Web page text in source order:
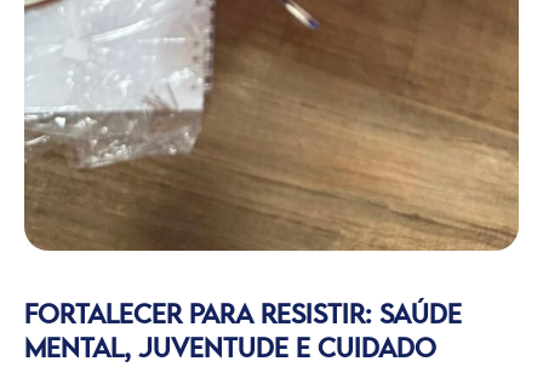
FORTALECER PARA RESISTIR: SAÚDE
MENTAL, JUVENTUDE E CUIDADO